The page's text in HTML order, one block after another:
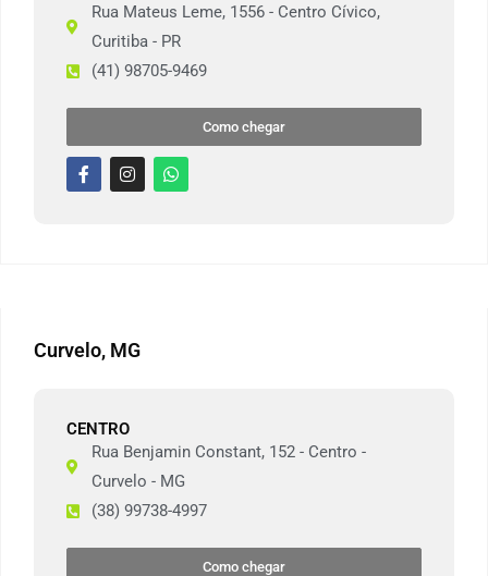
Rua Mateus Leme, 1556 - Centro Cívico,
Curitiba - PR
(41) 98705-9469
Como chegar
Curvelo, MG
CENTRO
Rua Benjamin Constant, 152 - Centro -
Curvelo - MG
(38) 99738-4997
Como chegar